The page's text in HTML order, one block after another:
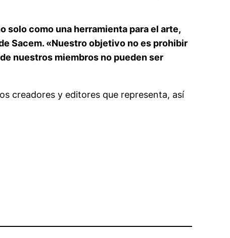
solo como una herramienta para el arte,
Sacem. «Nuestro objetivo no es prohibir
nuestros miembros no pueden ser
creadores y editores que representa, así